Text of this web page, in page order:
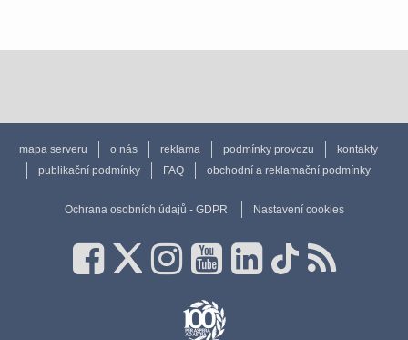
mapa serveru o nás reklama podmínky provozu
kontakty
publikační podmínky
FAQ obchodní a reklamační podmínky
Ochrana osobních údajů - GDPR Nastavení cookies